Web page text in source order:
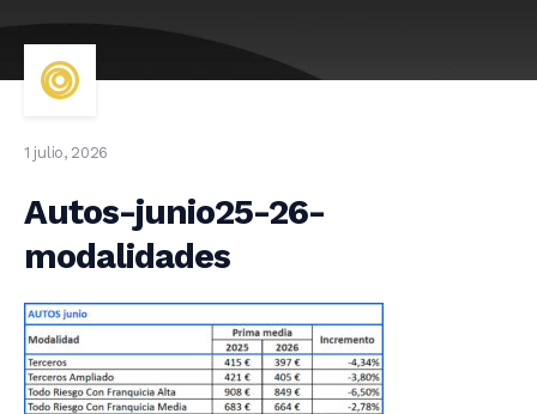
1 julio, 2026
Autos-junio25-26-
modalidades